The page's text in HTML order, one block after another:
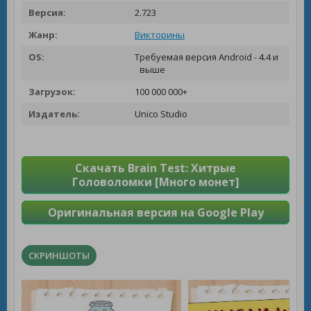
Версия:
2.723
Жанр:
Викторины
OS:
Требуемая версия Android - 4.4 и
выше
Загрузок:
100 000 000+
Издатель:
Unico Studio
Скачать Brain Test: Хитрые
Головоломки [Много монет]
Оригинальная версия на Google Play
СКРИНШОТЫ